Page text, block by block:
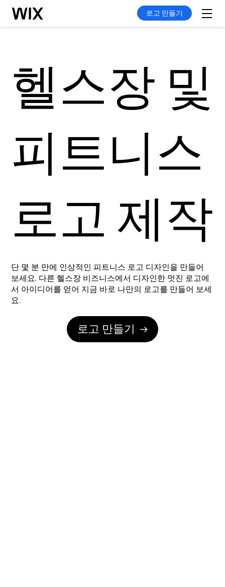
로고 만들기
헬스장 및
피트니스
로고 제작
단 몇 분 만에 인상적인 피트니스 로고 디자인을 만들어
보세요. 다른 헬스장 비즈니스에서 디자인한 멋진 로고에
서 아이디어를 얻어 지금 바로 나만의 로고를 만들어 보세
요.
로고 만들기